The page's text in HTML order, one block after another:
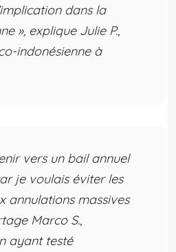
dans la
», explique Julie P.,
indonésienne à
vers un bail annuel
je voulais éviter les
annulations massives
Marco S.,
ayant testé